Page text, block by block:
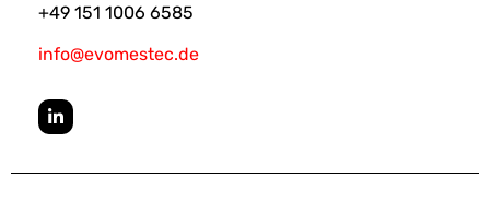
+49 151 1006 6585
info@evomestec.de